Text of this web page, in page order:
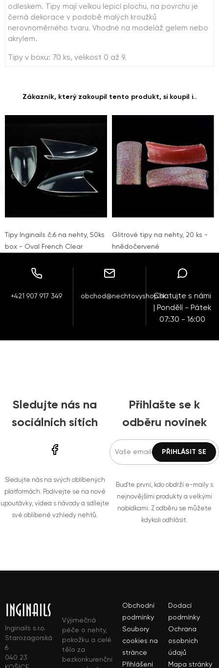
odleskem. Tipy mají velkou lepicí plochu, na povrchu je
černá dekorace v podobě malých kroužků
nerovnoměrného tvaru. Vhodné na modeláž gelem nebo
akrylem.
Tipy v boxu: 70 ks, velikost 0 až 9.
Zákazník, který zakoupil tento produkt, si koupil i..
Tipy Inginails č.6 na nehty, 50ks
box - Oval French Clear
Glitrové tipy na nehty, 20 ks -
hnědočervené
‹ ›
+421 907 917 349 obchod@nechtovyshop.skChatujte s námi
| Pondělí - Pátek
07:30 - 16:00
Sledujte nás na
sociálních sítích
Sledujte nás na svých oblíbených
platformách. Podívejte se na nové
upoutávky, videa s návody a sdílejte
své oblíbené vzhledy nehtů.
Přihlašte se k
odběru novinek
Buďte první, kdo obdrží e-maily s
nejnovějšími produkty a velkými
nabídkami. Z odběru se můžete
kdykoli odhlásit.
Inginails s.r.o.
Starozagorská
6
040 23
Výjimečná
péče o nehty,
pokožku a celé
tělo za
bezkonkurenční
Obchodní
podmínky
Dodací
podmínky
Soubory
cookies na
stránce
Ochrana
osobních
údajů
Přihlášení
Mapa stránky